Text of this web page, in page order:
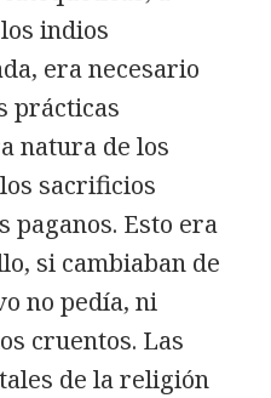
indios
era necesario
prácticas
natura de los
sacrificios
paganos. Esto era
si cambiaban de
no pedía, ni
cruentos. Las
de la religión